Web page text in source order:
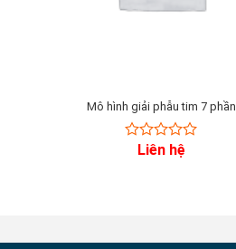
Mô hình giải phẫu tim 7 phần
Liên hệ